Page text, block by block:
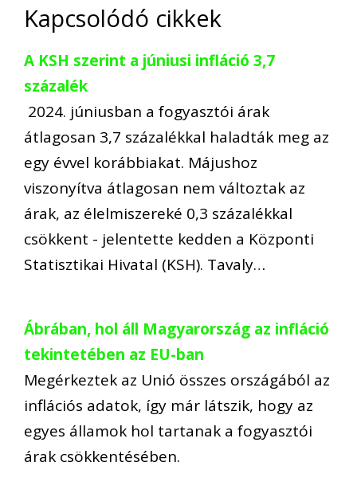
Kapcsolódó cikkek
A KSH szerint a júniusi infláció 3,7
százalék
2024. júniusban a fogyasztói árak
átlagosan 3,7 százalékkal haladták meg az
egy évvel korábbiakat. Májushoz
viszonyítva átlagosan nem változtak az
árak, az élelmiszereké 0,3 százalékkal
csökkent - jelentette kedden a Központi
Statisztikai Hivatal (KSH). Tavaly…
Ábrában, hol áll Magyarország az infláció
tekintetében az EU-ban
Megérkeztek az Unió összes országából az
inflációs adatok, így már látszik, hogy az
egyes államok hol tartanak a fogyasztói
árak csökkentésében.